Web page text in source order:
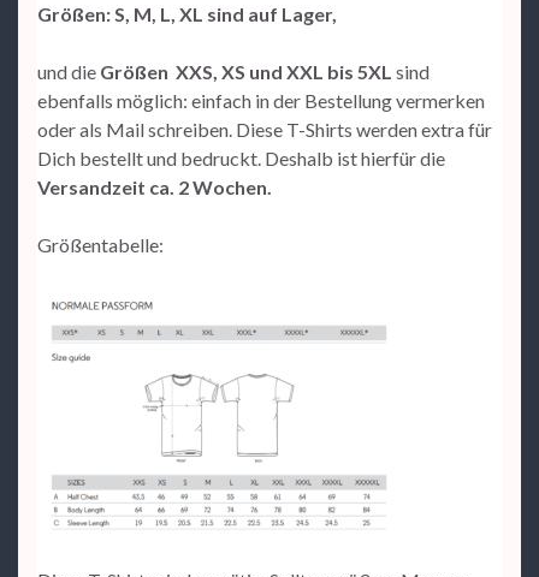
Größen: S, M, L, XL sind auf Lager,
und die Größen XXS, XS und XXL bis 5XL sind
ebenfalls möglich: einfach in der Bestellung vermerken
oder als Mail schreiben. Diese T-Shirts werden extra für
Dich bestellt und bedruckt. Deshalb ist hierfür die
Versandzeit ca. 2 Wochen.
Größentabelle: